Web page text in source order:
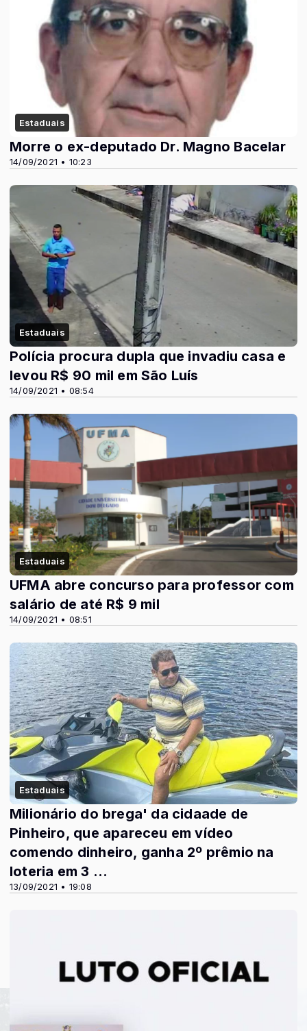
Estaduais
14/09/2021 • 10:23
Morre o ex-deputado Dr. Magno Bacelar
Estaduais
14/09/2021 • 08:54
Polícia procura dupla que invadiu casa e
levou R$ 90 mil em São Luís
Estaduais
14/09/2021 • 08:51
UFMA abre concurso para professor com
salário de até R$ 9 mil
Estaduais
13/09/2021 • 19:08
Milionário do brega' da cidaade de
Pinheiro, que apareceu em vídeo
comendo dinheiro, ganha 2º prêmio na
loteria em 3 ...